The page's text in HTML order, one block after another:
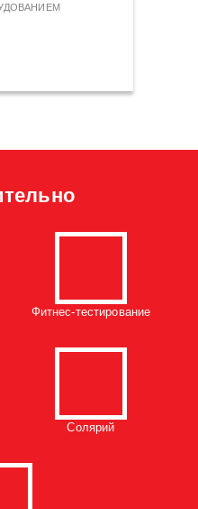
Фитнес-тестирование
Солярий